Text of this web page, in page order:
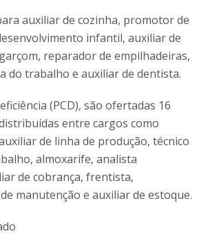
auxiliar de cozinha, promotor de
infantil, auxiliar de
reparador de empilhadeiras,
do trabalho e auxiliar de dentista.
(PCD), são ofertadas 16
entre cargos como
de linha de produção, técnico
almoxarife, analista
de cobrança, frentista,
manutenção e auxiliar de estoque.